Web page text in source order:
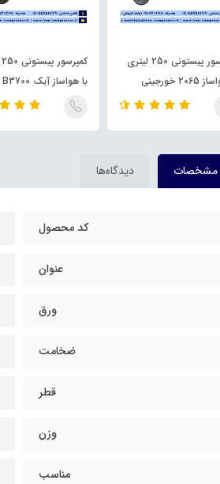
کمپرسور پیستونی 250 لیتری
خورجینی
با هواساز آبک B3700
مشخصات دیدگاه‌ها
کد محصول
عنوان
ورق
ضخامت
قطر
وزن
مناسب